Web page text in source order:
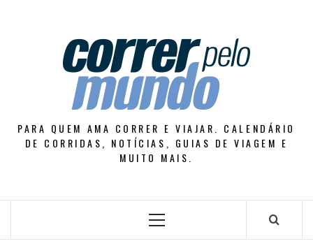
PARA QUEM AMA CORRER E VIAJAR. CALENDÁRIO
DE CORRIDAS, NOTÍCIAS, GUIAS DE VIAGEM E
MUITO MAIS.
Primary